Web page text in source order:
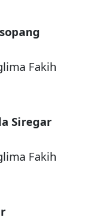
Fakih
Siregar
Fakih